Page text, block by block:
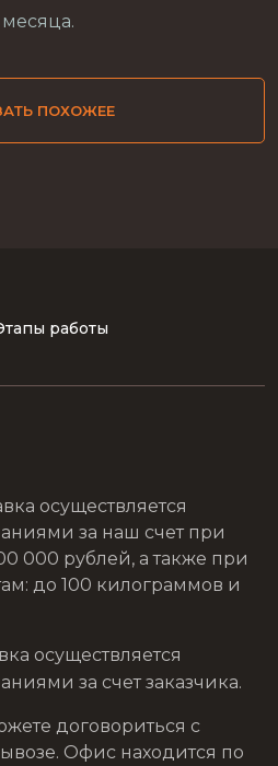
месяца.
ПОХОЖЕЕ
работы
осуществляется
за наш счет при
000 рублей, а также при
до 100 килограммов и
осуществляется
за счет заказчика.
договориться с
Офис находится по